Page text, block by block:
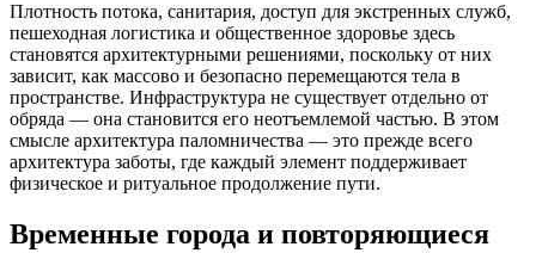
Плотность потока, санитария, доступ для экстренных служб,
пешеходная логистика и общественное здоровье здесь
становятся архитектурными решениями, поскольку от них
зависит, как массово и безопасно перемещаются тела в
пространстве. Инфраструктура не существует отдельно от
обряда — она становится его неотъемлемой частью. В этом
смысле архитектура паломничества — это прежде всего
архитектура заботы, где каждый элемент поддерживает
физическое и ритуальное продолжение пути.
Временные города и повторяющиеся